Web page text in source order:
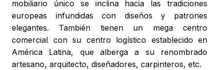
mobiliario único se inclina hacia las tradiciones
europeas infundidas con diseños y patrones
elegantes. También tienen un mega centro
comercial con su centro logístico establecido en
América Latina, que alberga a su renombrado
artesano, arquitecto, diseñadores, carpinteros, etc.